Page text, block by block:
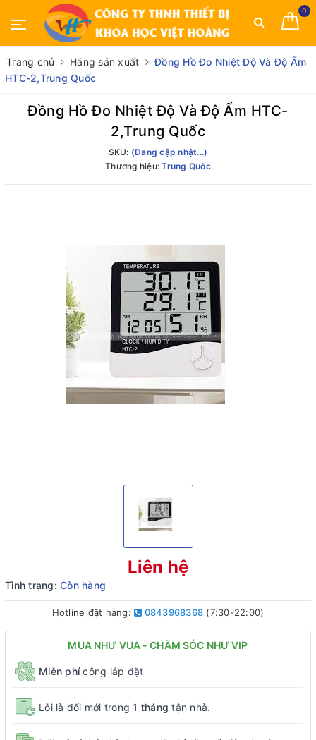
0
Trang chủ Hãng sản xuất
Đồng Hồ Đo Nhiệt Độ Và Độ Ẩm
HTC-2,Trung Quốc
Đồng Hồ Đo Nhiệt Độ Và Độ Ẩm HTC-
2,Trung Quốc
SKU: (Đang cập nhật...)
Thương hiệu:Trung Quốc
Liên hệ
Tình trạng: Còn hàng
Hotline đặt hàng: 0843968368 (7:30-22:00)
MUA NHƯ VUA - CHĂM SÓC NHƯ VIP
Miễn phícông lắp đặt
Lỗi là đổi mới trong1 tháng tận nhà.